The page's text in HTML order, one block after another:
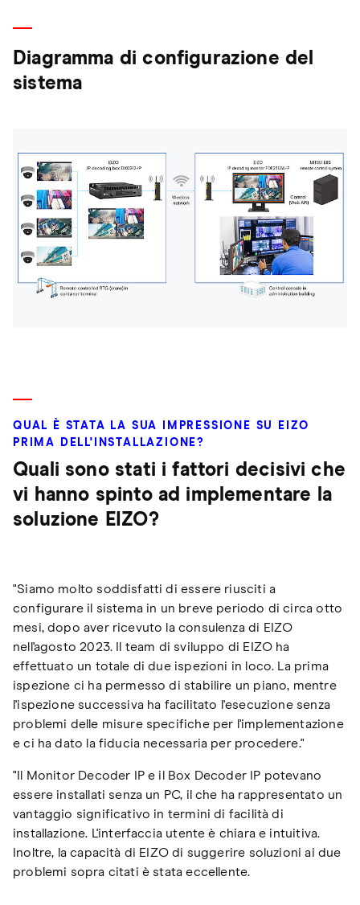
Diagramma di configurazione del
sistema
QUAL È STATA LA SUA IMPRESSIONE SU EIZO
PRIMA DELL'INSTALLAZIONE?
Quali sono stati i fattori decisivi che
vi hanno spinto ad implementare la
soluzione EIZO?
"Siamo molto soddisfatti di essere riusciti a
configurare il sistema in un breve periodo di circa otto
mesi, dopo aver ricevuto la consulenza di EIZO
nell'agosto 2023. Il team di sviluppo di EIZO ha
effettuato un totale di due ispezioni in loco. La prima
ispezione ci ha permesso di stabilire un piano, mentre
l'ispezione successiva ha facilitato l'esecuzione senza
problemi delle misure specifiche per l'implementazione
e ci ha dato la fiducia necessaria per procedere."
"Il Monitor Decoder IP e il Box Decoder IP potevano
essere installati senza un PC, il che ha rappresentato un
vantaggio significativo in termini di facilità di
installazione. L'interfaccia utente è chiara e intuitiva.
Inoltre, la capacità di EIZO di suggerire soluzioni ai due
problemi sopra citati è stata eccellente.